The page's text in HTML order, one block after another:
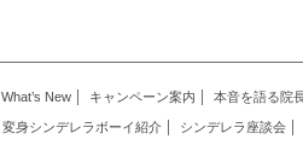
What’s New キャンペーン案内 本音を語る院
変身シンデレラボーイ紹介 シンデレラ座談会